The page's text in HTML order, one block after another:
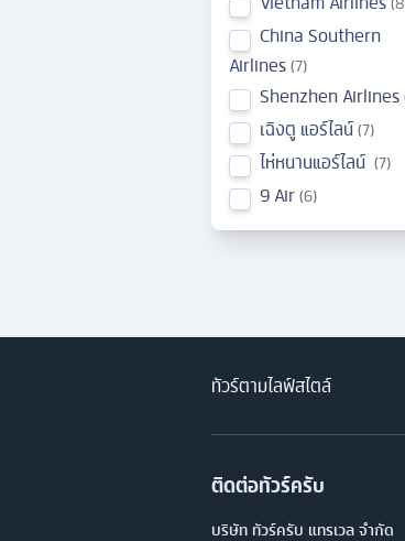
China Southern
Airlines 7
Shenzhen Airlines
เฉิงตู แอร์ไลน์ 7
ไห่หนานแอร์ไลน์ 7
9 Air 6
ทัวร์ตามไลฟ์สไตล์
ติดต่อทัวร์ครับ
บริษัท ทัวร์ครับ แทรเวล จำกัด